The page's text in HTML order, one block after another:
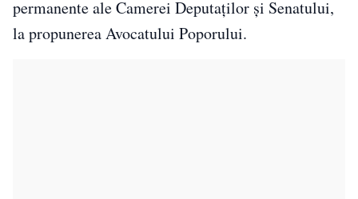
permanente ale Camerei Deputaţilor şi Senatului,
la propunerea Avocatului Poporului.